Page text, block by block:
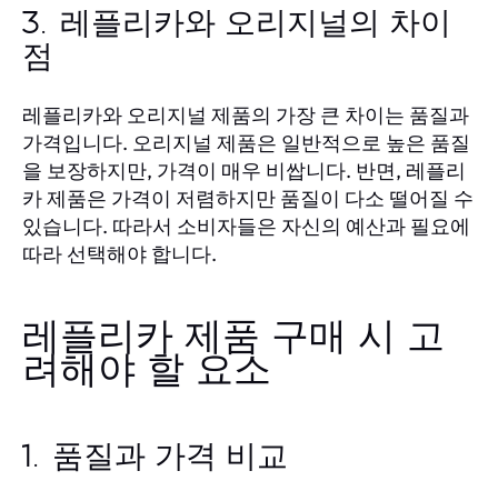
3. 레플리카와 오리지널의 차이
점
레플리카와 오리지널 제품의 가장 큰 차이는 품질과
가격입니다. 오리지널 제품은 일반적으로 높은 품질
을 보장하지만, 가격이 매우 비쌉니다. 반면, 레플리
카 제품은 가격이 저렴하지만 품질이 다소 떨어질 수
있습니다. 따라서 소비자들은 자신의 예산과 필요에
따라 선택해야 합니다.
레플리카 제품 구매 시 고
려해야 할 요소
1. 품질과 가격 비교